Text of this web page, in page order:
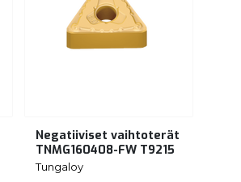
Negatiiviset vaihtoterät
TNMG160408-FW T9215
Tungaloy